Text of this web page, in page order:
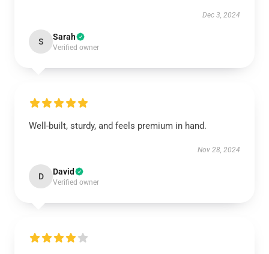
Dec 3, 2024
S Sarah
Verified owner
Well-built, sturdy, and feels premium in hand.
Nov 28, 2024
D David
Verified owner